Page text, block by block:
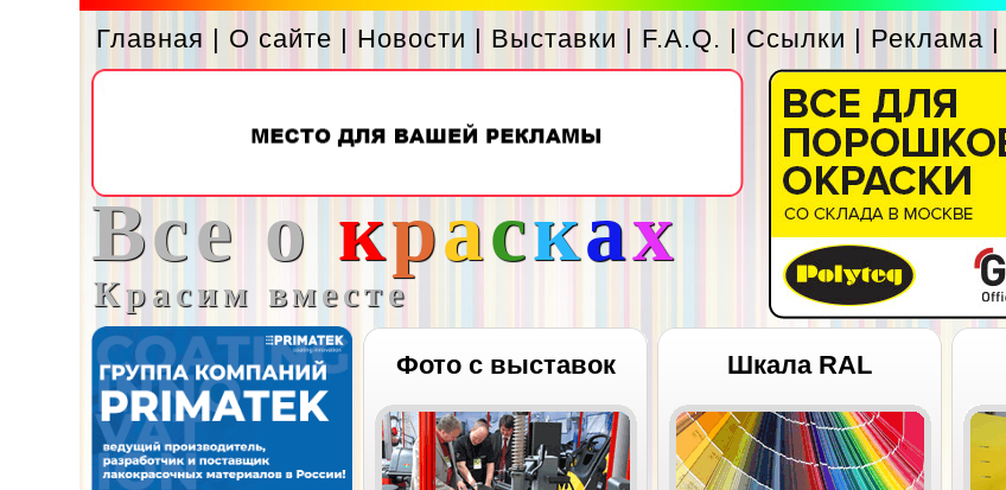
Главная | О сайте | Новости | Выставки | F.A.Q. | Ссылки | Реклама |
Все о красках
Красим вместе
Фото с выставок Шкала RAL